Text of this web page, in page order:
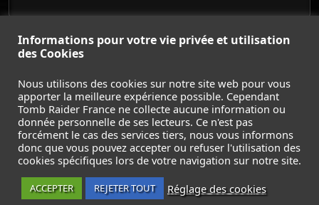
Informations pour votre vie privée et utilisation
des Cookies
Nous utilisons des cookies sur notre site web pour vous
apporter la meilleure expérience possible. Cependant
Tomb Raider France ne collecte aucune information ou
donnée personnelle de ses lecteurs. Ce n'est pas
forcément le cas des services tiers, nous vous informons
donc que vous pouvez accepter ou refuser l'utilisation des
cookies spécifiques lors de votre navigation sur notre site.
ACCEPTER REJETER TOUT Réglage des cookies
© Tomb Raider France 2008 - 2026
Lara Croft et Tomb Raider sont des marques déposées
Square Enix Ltd.
ACCUEIL- TOMB RAIDER- LEGACY OF ATLANTIS
CATALYST - LARA CROFT- FILMS - CONTACT-
MENTIONS LÉGALES / CGU-
Suivez nous sur les réseaux :